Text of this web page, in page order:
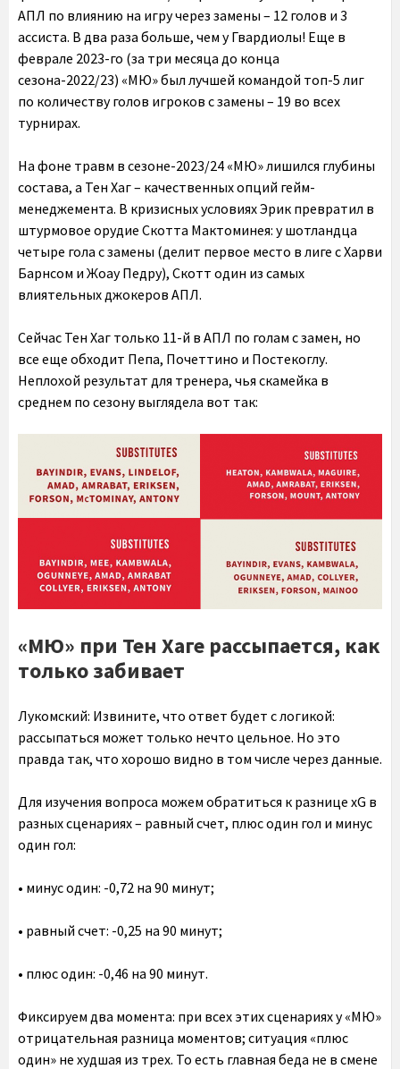
АПЛ по влиянию на игру через замены – 12 голов и 3
ассиста. В два раза больше, чем у Гвардиолы! Еще в
феврале 2023-го (за три месяца до конца
сезона-2022/23) «МЮ» был лучшей командой топ-5 лиг
по количеству голов игроков с замены – 19 во всех
турнирах.
На фоне травм в сезоне-2023/24 «МЮ» лишился глубины
состава, а Тен Хаг – качественных опций гейм-
менеджемента. В кризисных условиях Эрик превратил в
штурмовое орудие Скотта Мактоминея: у шотландца
четыре гола с замены (делит первое место в лиге с Харви
Барнсом и Жоау Педру), Скотт один из самых
влиятельных джокеров АПЛ.
Сейчас Тен Хаг только 11-й в АПЛ по голам с замен, но
все еще обходит Пепа, Почеттино и Постекоглу.
Неплохой результат для тренера, чья скамейка в
среднем по сезону выглядела вот так:
«МЮ» при Тен Хаге рассыпается, как
только забивает
Лукомский: Извините, что ответ будет с логикой:
рассыпаться может только нечто цельное. Но это
правда так, что хорошо видно в том числе через данные.
Для изучения вопроса можем обратиться к разнице xG в
разных сценариях – равный счет, плюс один гол и минус
один гол:
• минус один: -0,72 на 90 минут;
• равный счет: -0,25 на 90 минут;
• плюс один: -0,46 на 90 минут.
Фиксируем два момента: при всех этих сценариях у «МЮ»
отрицательная разница моментов; ситуация «плюс
один» не худшая из трех. То есть главная беда не в смене